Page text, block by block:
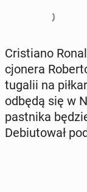
Cri­stia­no
cjo­ne­ra
tu­ga­lii na
odbędą się w
past­ni­ka
De­biu­to­wał